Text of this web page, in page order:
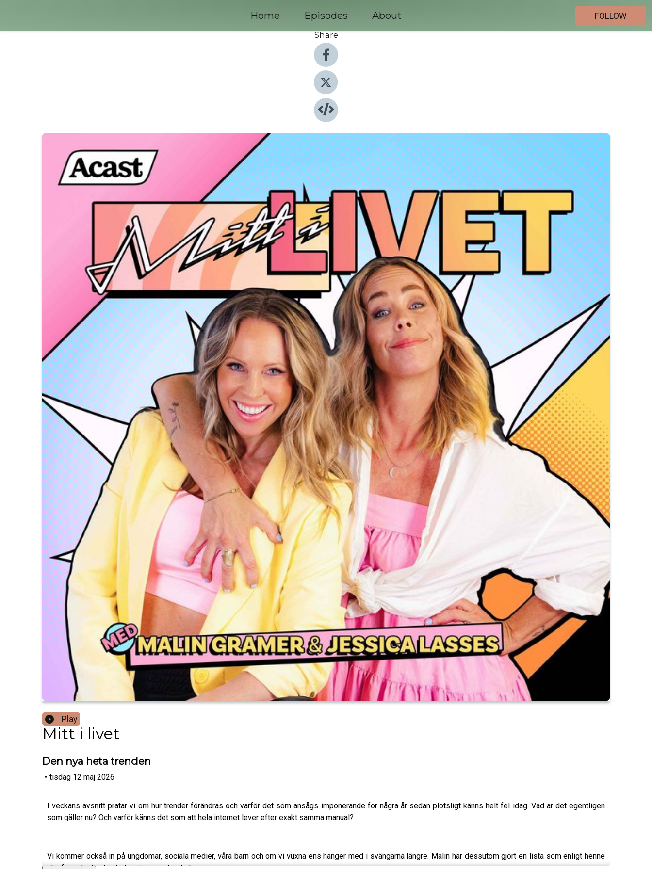
Home Episodes About
FOLLOW
Share
Play
Mitt i livet
Den nya heta trenden
• tisdag 12 maj 2026
I veckans avsnitt pratar vi om hur trender förändras och varför det som ansågs imponerande för några år sedan plötsligt känns helt fel idag. Vad är det egentligen
som gäller nu? Och varför känns det som att hela internet lever efter exakt samma manual?
Vi kommer också in på ungdomar, sociala medier, våra barn och om vi vuxna ens hänger med i svängarna längre. Malin har dessutom gjort en lista som enligt henne